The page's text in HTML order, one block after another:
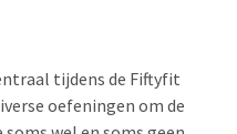
tijdens de Fiftyfit
oefeningen om de